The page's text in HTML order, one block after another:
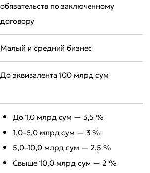
обязательств по заключенному
договору
Малый и средний бизнес
До эквивалента 100 млрд сум
До 1,0 млрд сум — 3,5 %
1,0–5,0 млрд сум — 3 %
5,0–10,0 млрд сум — 2,5 %
Свыше 10,0 млрд сум — 2 %